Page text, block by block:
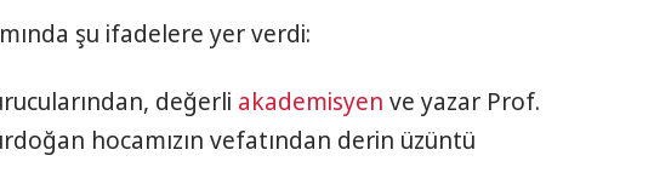
şu ifadelere yer verdi:
değerli akademisyen ve yazar Prof.
hocamızın vefatından derin üzüntü